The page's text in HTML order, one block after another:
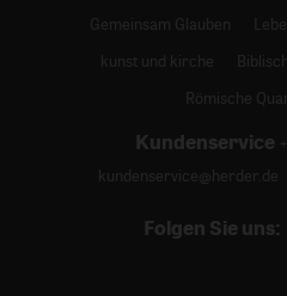
Gemeinsam Glauben
kunst und kirche
Römische
Kundenservice
kundenservice@herder.de
Folgen Sie uns: